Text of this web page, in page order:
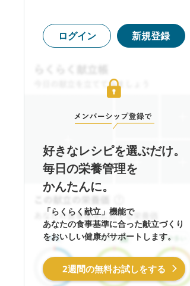
ログイン 新規登録
好きなレシピを選ぶだけ。
毎日の栄養管理を
かんたんに。
「らくらく献立」機能で
あなたの食事基準に合った献立づくり
をおいしい健康がサポートします。
2週間の無料お試しをする